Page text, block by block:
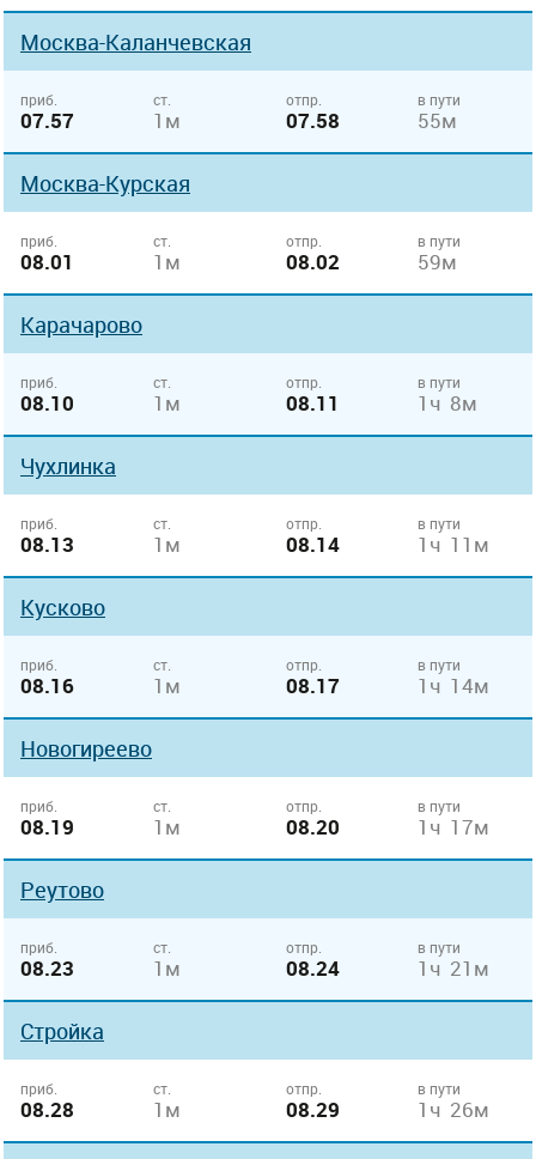
Москва-Каланчевская
приб.
07.57
ст.
1м
отпр.
07.58
в пути
55м
Москва-Курская
приб.
08.01
ст.
1м
отпр.
08.02
в пути
59м
Карачарово
приб.
08.10
ст.
1м
отпр.
08.11
в пути
1ч 8м
Чухлинка
приб.
08.13
ст.
1м
отпр.
08.14
в пути
1ч 11м
Кусково
приб.
08.16
ст.
1м
отпр.
08.17
в пути
1ч 14м
Новогиреево
приб.
08.19
ст.
1м
отпр.
08.20
в пути
1ч 17м
Реутово
приб.
08.23
ст.
1м
отпр.
08.24
в пути
1ч 21м
Стройка
приб.
08.28
ст.
1м
отпр.
08.29
в пути
1ч 26м